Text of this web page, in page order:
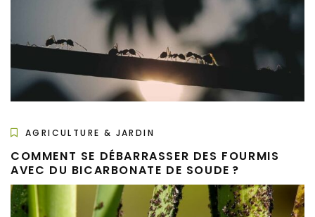
AGRICULTURE & JARDIN
COMMENT SE DÉBARRASSER DES FOURMIS
AVEC DU BICARBONATE DE SOUDE ?